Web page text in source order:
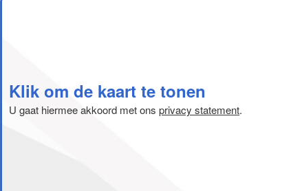
Klik om de kaart te tonen
U gaat hiermee akkoord met ons privacy statement.